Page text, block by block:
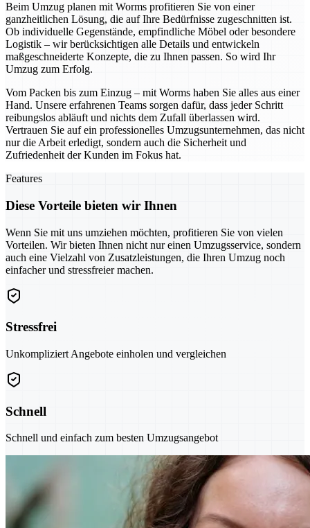
Beim Umzug planen mit Worms profitieren Sie von einer
ganzheitlichen Lösung, die auf Ihre Bedürfnisse zugeschnitten ist.
Ob individuelle Gegenstände, empfindliche Möbel oder besondere
Logistik – wir berücksichtigen alle Details und entwickeln
maßgeschneiderte Konzepte, die zu Ihnen passen. So wird Ihr
Umzug zum Erfolg.
Vom Packen bis zum Einzug – mit Worms haben Sie alles aus einer
Hand. Unsere erfahrenen Teams sorgen dafür, dass jeder Schritt
reibungslos abläuft und nichts dem Zufall überlassen wird.
Vertrauen Sie auf ein professionelles Umzugsunternehmen, das nicht
nur die Arbeit erledigt, sondern auch die Sicherheit und
Zufriedenheit der Kunden im Fokus hat.
Features
Diese Vorteile bieten wir Ihnen
Wenn Sie mit uns umziehen möchten, profitieren Sie von vielen
Vorteilen. Wir bieten Ihnen nicht nur einen Umzugsservice, sondern
auch eine Vielzahl von Zusatzleistungen, die Ihren Umzug noch
einfacher und stressfreier machen.
Stressfrei
Unkompliziert Angebote einholen und vergleichen
Schnell
Schnell und einfach zum besten Umzugsangebot